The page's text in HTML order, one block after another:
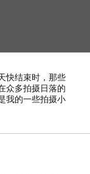
快结束时，那些
众多拍摄日落的
我的一些拍摄小